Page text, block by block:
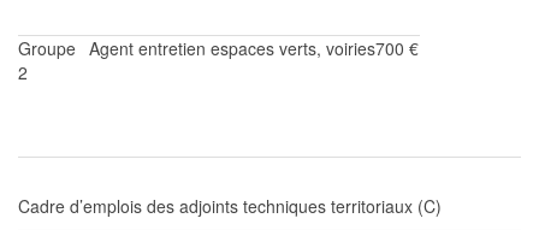
Groupe
2
Agent entretien espaces verts, voiries700 €
Cadre d’emplois des adjoints techniques territoriaux (C)